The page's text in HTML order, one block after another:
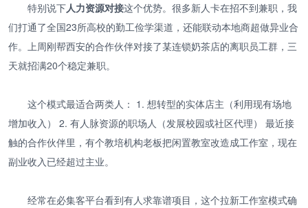
特别说下人力资源对接这个优势。很多新人卡在招不到兼职，我
们打通了全国23所高校的勤工俭学渠道，还能联动本地商超做异业合
作。上周刚帮西安的合作伙伴对接了某连锁奶茶店的离职员工群，三
天就招满20个稳定兼职。
这个模式最适合两类人： 1. 想转型的实体店主（利用现有场地
增加收入） 2. 有人脉资源的职场人（发展校园或社区代理） 最近接
触的合作伙伴里，有个教培机构老板把闲置教室改造成工作室，现在
副业收入已经超过主业。
经常在必集客平台看到有人求靠谱项目，这个拉新工作室模式确